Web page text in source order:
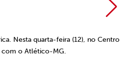
Nesta quarta-feira (12), no Centro
com o Atlético-MG.